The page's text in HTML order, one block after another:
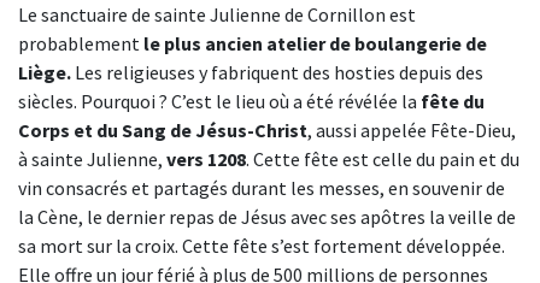
Le sanctuaire de sainte Julienne de Cornillon est
probablement le plus ancien atelier de boulangerie de
Liège. Les religieuses y fabriquent des hosties depuis des
siècles. Pourquoi ? C’est le lieu où a été révélée la fête du
Corps et du Sang de Jésus-Christ, aussi appelée Fête-Dieu,
à sainte Julienne, vers 1208. Cette fête est celle du pain et du
vin consacrés et partagés durant les messes, en souvenir de
la Cène, le dernier repas de Jésus avec ses apôtres la veille de
sa mort sur la croix. Cette fête s’est fortement développée.
Elle offre un jour férié à plus de 500 millions de personnes